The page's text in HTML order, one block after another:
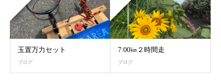
玉置万力セット
ブログ
7:00㎞２時間走
ブログ